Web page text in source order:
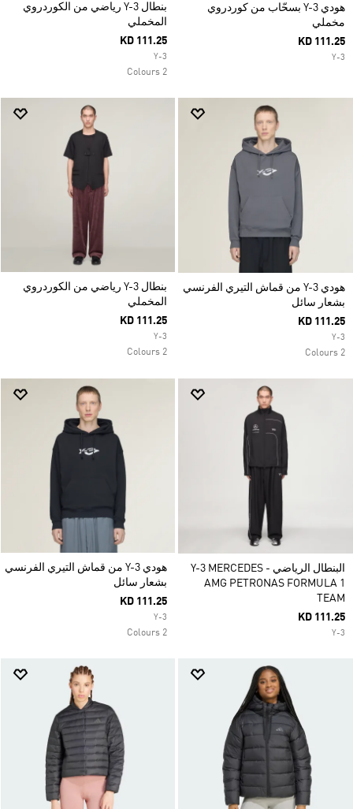
هودي Y-3 بسحّاب من كوردروي
مخملي
KD 111.25
Y-3
بنطال Y-3 رياضي من الكوردروي
المخملي
KD 111.25
Y-3
2 Colours
هودي Y-3 من قماش التيري الفرنسي
بشعار سائل
KD 111.25
Y-3
2 Colours
بنطال Y-3 رياضي من الكوردروي
المخملي
KD 111.25
Y-3
2 Colours
البنطال الرياضي Y-3 MERCEDES -
AMG PETRONAS FORMULA 1
TEAM
KD 111.25
Y-3
هودي Y-3 من قماش التيري الفرنسي
بشعار سائل
KD 111.25
Y-3
2 Colours